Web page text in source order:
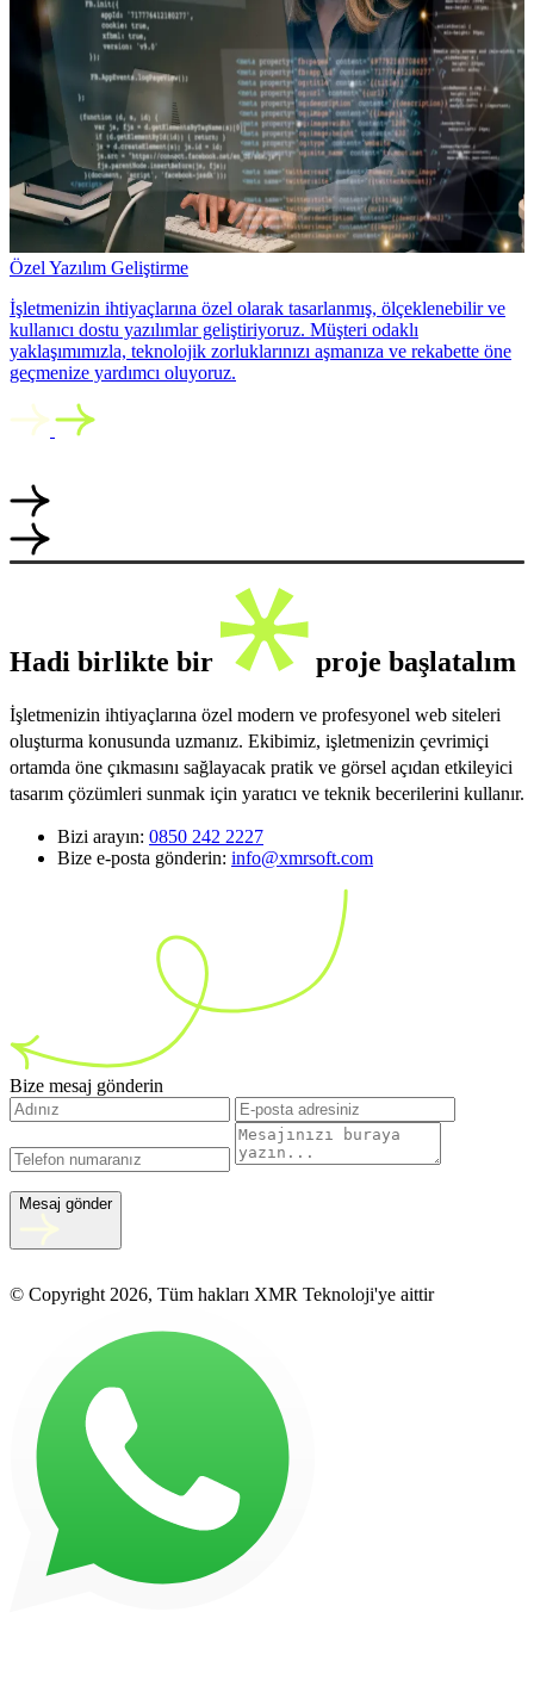
Özel Yazılım Geliştirme
İşletmenizin ihtiyaçlarına özel olarak tasarlanmış, ölçeklenebilir ve
kullanıcı dostu yazılımlar geliştiriyoruz. Müşteri odaklı
yaklaşımımızla, teknolojik zorluklarınızı aşmanıza ve rekabette öne
geçmenize yardımcı oluyoruz.
Hadi birlikte bir proje başlatalım
İşletmenizin ihtiyaçlarına özel modern ve profesyonel web siteleri
oluşturma konusunda uzmanız. Ekibimiz, işletmenizin çevrimiçi
ortamda öne çıkmasını sağlayacak pratik ve görsel açıdan etkileyici
tasarım çözümleri sunmak için yaratıcı ve teknik becerilerini kullanır.
Bizi arayın: 0850 242 2227
Bize e-posta gönderin: info@xmrsoft.com
Bize mesaj gönderin
Mesaj gönder
© Copyright 2026, Tüm hakları XMR Teknoloji'ye aittir